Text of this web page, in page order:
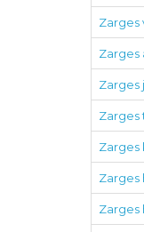
Zarges
Zarges
Zarges
Zarges
Zarges
Zarges
Zarges